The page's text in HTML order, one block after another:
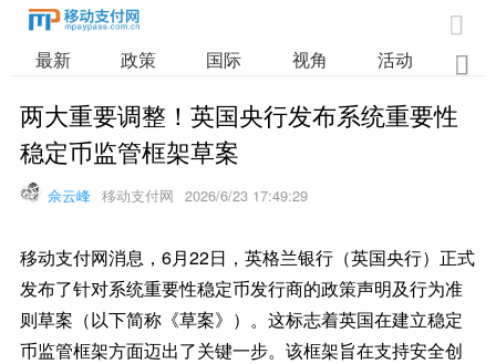

最新 政策 国际 视角 活动 业

两大重要调整！英国央行发布系统重要性
稳定币监管框架草案
佘云峰 移动支付网 2026/6/23 17:49:29
移动支付网消息，6月22日，英格兰银行（英国央行）正式
发布了针对系统重要性稳定币发行商的政策声明及行为准
则草案（以下简称《草案》）。这标志着英国在建立稳定
币监管框架方面迈出了关键一步。该框架旨在支持安全创